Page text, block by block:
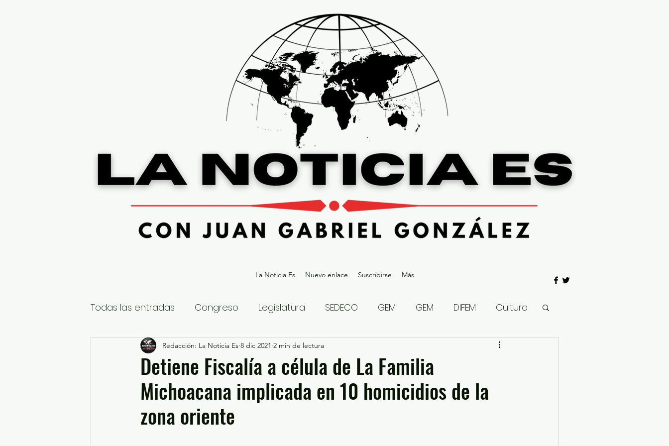
La Noticia Es Nuevo enlace Suscribirse Más
Todas las entradas Congreso Legislatura SEDECO GEM GEM DIFEM Cultura
Nacional Estatal Gubernatura Edoméx 2023
Educación y Cultura Seguridad y Justicia Denuncia Ciudadana
¿Qué pasa en tus municipios?
Detiene Fiscalía a célula de La Familia
Michoacana implicada en 10 homicidios de la
zona oriente
Redacción: La Noticia Es 8 dic 2021 2 min de lectura